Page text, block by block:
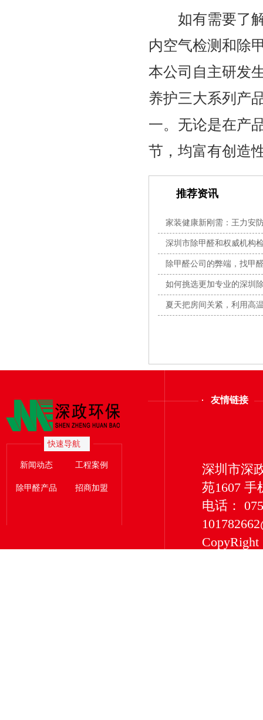
如有需要了解
内空气检测和除
本公司自主研发
养护三大系列产
一。无论是在产
节，均富有创造
推荐资讯
家装健康新刚需：王力安
全闭
深圳市除甲醛和权威机构
除甲醛公司的弊端，找甲
素？
如何挑选更加专业的深圳
夏天把房间关紧，利用高
快速导航
新闻动态 工程案例
除甲醛产品 招商加盟
友情链接
深圳市深
苑1607 手
电话：